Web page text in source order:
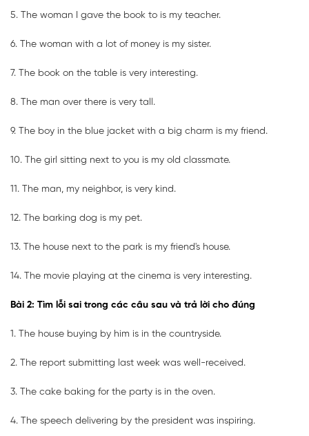
5. The woman I gave the book to is my teacher.
6. The woman with a lot of money is my sister.
7. The book on the table is very interesting.
8. The man over there is very tall.
9. The boy in the blue jacket with a big charm is my friend.
10. The girl sitting next to you is my old classmate.
11. The man, my neighbor, is very kind.
12. The barking dog is my pet.
13. The house next to the park is my friend's house.
14. The movie playing at the cinema is very interesting.
Bài 2: Tìm lỗi sai trong các câu sau và trả lời cho đúng
1. The house buying by him is in the countryside.
2. The report submitting last week was well-received.
3. The cake baking for the party is in the oven.
4. The speech delivering by the president was inspiring.